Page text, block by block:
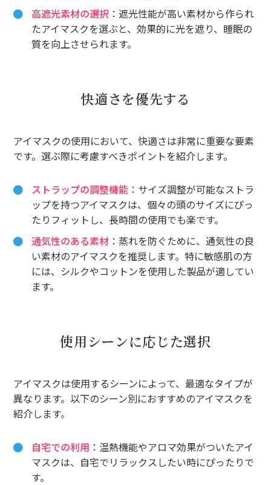
高遮光素材の選択 ：遮光性能が高い素材から作られ
たアイマスクを選ぶと、効果的に光を遮り、睡眠の
質を向上させられます。
快適さを優先する
アイマスクの使用において、快適さは非常に重要な要素
です。選ぶ際に考慮すべきポイントを紹介します。
ストラップの調整機能 ：サイズ調整が可能なストラ
ップを持つアイマスクは、個々の頭のサイズにぴっ
たりフィットし、長時間の使用でも楽です。
通気性のある素材 ：蒸れを防ぐために、通気性の良
い素材のアイマスクを推奨します。特に敏感肌の方
には、シルクやコットンを使用した製品が適してい
ます。
使用シーンに応じた選択
アイマスクは使用するシーンによって、最適なタイプが
異なります。以下のシーン別におすすめのアイマスクを
紹介します。
自宅での利用 ：温熱機能やアロマ効果がついたアイ
マスクは、自宅でリラックスしたい時にぴったりで
す。